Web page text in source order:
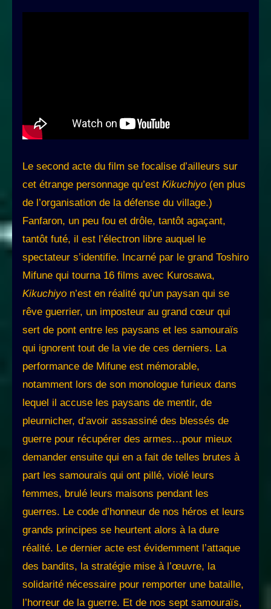
Le second acte du film se focalise d’ailleurs sur
cet étrange personnage qu’est Kikuchiyo (en plus
de l’organisation de la défense du village.)
Fanfaron, un peu fou et drôle, tantôt agaçant,
tantôt futé, il est l’électron libre auquel le
spectateur s’identifie. Incarné par le grand Toshiro
Mifune qui tourna 16 films avec Kurosawa,
Kikuchiyo n’est en réalité qu’un paysan qui se
rêve guerrier, un imposteur au grand cœur qui
sert de pont entre les paysans et les samouraïs
qui ignorent tout de la vie de ces derniers. La
performance de Mifune est mémorable,
notamment lors de son monologue furieux dans
lequel il accuse les paysans de mentir, de
pleurnicher, d’avoir assassiné des blessés de
guerre pour récupérer des armes…pour mieux
demander ensuite qui en a fait de telles brutes à
part les samouraïs qui ont pillé, violé leurs
femmes, brulé leurs maisons pendant les
guerres. Le code d’honneur de nos héros et leurs
grands principes se heurtent alors à la dure
réalité. Le dernier acte est évidemment l’attaque
des bandits, la stratégie mise à l’œuvre, la
solidarité nécessaire pour remporter une bataille,
l’horreur de la guerre. Et de nos sept samouraïs,